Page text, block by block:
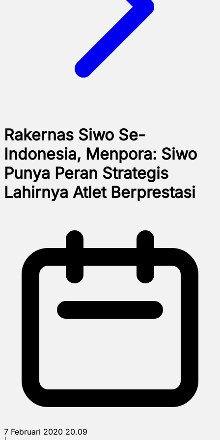
Rakernas Siwo Se-
Indonesia, Menpora: Siwo
Punya Peran Strategis
Lahirnya Atlet Berprestasi
7 Februari 2020 20.09